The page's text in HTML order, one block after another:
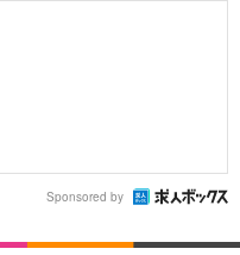
Sponsored by